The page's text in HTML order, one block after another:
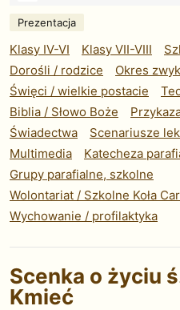
Prezentacja
Klasy IV-VI Klasy VII-VIII
Dorośli / rodzice
Okres
Święci / wielkie postacie
Biblia / Słowo Boże
Świadectwa
Scenariusze
Multimedia
Katecheza
Grupy parafialne, szkolne
Wolontariat / Szkolne Koła
Wychowanie / profilaktyka
Scenka o życiu
Kmieć